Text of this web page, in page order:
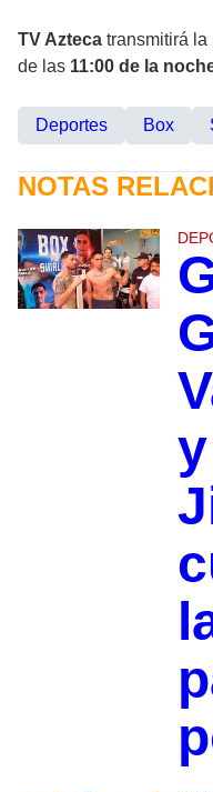
TV Azteca transmitirá la
de las 11:00 de la
Deportes Box
NOTAS